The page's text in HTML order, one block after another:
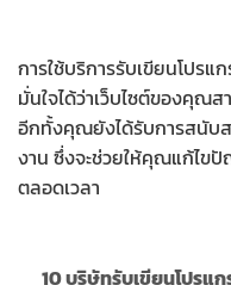
การใช้บริการรับเขียนโปรแ
มั่นใจได้ว่าเว็บไซต์ของคุณ
อีกทั้งคุณยังได้รับการสนับ
งาน ซึ่งจะช่วยให้คุณแก้ไข
ตลอดเวลา
10 บริษัทรับเขียนโปรแ